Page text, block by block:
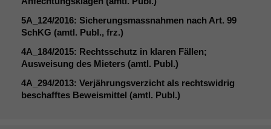
5A_124/2016: Sicherungsmassnahmen nach Art. 99
SchKG (amtl. Publ., frz.)
4A_184/2015: Rechtsschutz in klaren Fällen;
Ausweisung des Mieters (amtl. Publ.)
4A_294/2013: Verjährungsverzicht als rechtswidrig
beschafftes Beweismittel (amtl. Publ.)